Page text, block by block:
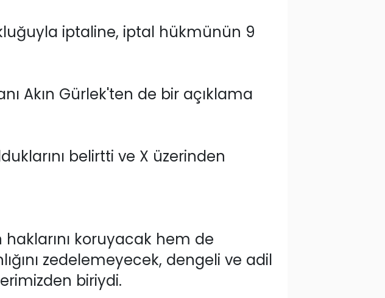
iptaline, iptal hükmünün 9
Akın Gürlek'ten de bir açıklama
belirtti ve X üzerinden
koruyacak hem de
zedelemeyecek, dengeli ve adil
biriydi.